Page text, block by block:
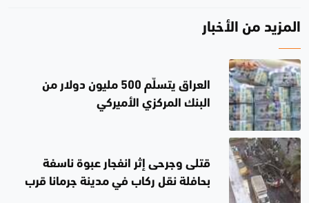
المزيد من الأخبار
العراق يتسلّم 500 مليون دولار من
البنك المركزي الأميركي
قتلى وجرحى إثر انفجار عبوة ناسفة
بحافلة نقل ركاب في مدينة جرمانا قرب